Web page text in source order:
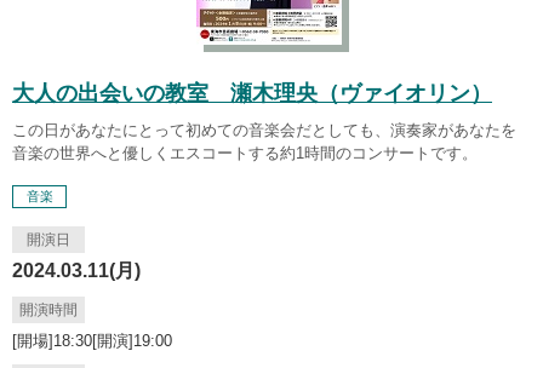
大人の出会いの教室 瀬木理央（ヴァイオリン）
この日があなたにとって初めての音楽会だとしても、演奏家があなたを
音楽の世界へと優しくエスコートする約1時間のコンサートです。
音楽
開演日
2024.03.11(月)
開演時間
[開場]18:30[開演]19:00